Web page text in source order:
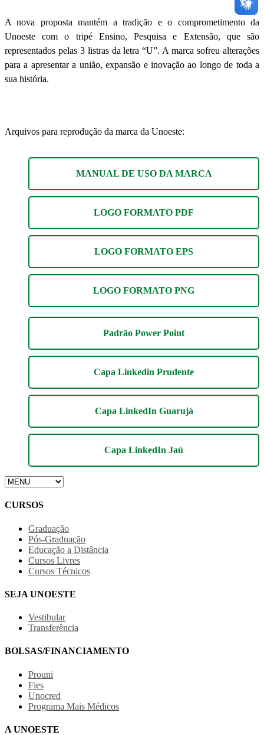
A nova proposta mantém a tradição e o comprometimento da
Unoeste com o tripé Ensino, Pesquisa e Extensão, que são
representados pelas 3 listras da letra “U”. A marca sofreu alterações
para a apresentar a união, expansão e inovação ao longo de toda a
sua história.
Arquivos para reprodução da marca da Unoeste:
MANUAL DE USO DA MARCA
LOGO FORMATO PDF
LOGO FORMATO EPS
LOGO FORMATO PNG
Padrão Power Point
Capa Linkedin Prudente
Capa LinkedIn Guarujá
Capa LinkedIn Jaú
CURSOS
Graduação
Pós-Graduação
Educação a Distância
Cursos Livres
Cursos Técnicos
SEJA UNOESTE
Vestibular
Transferência
BOLSAS/FINANCIAMENTO
Prouni
Fies
Unocred
Programa Mais Médicos
A UNOESTE